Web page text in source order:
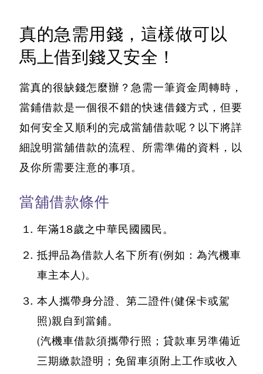
真的急需用錢，這樣做可以
馬上借到錢又安全！
當真的很缺錢怎麼辦？急需一筆資金周轉時，
當鋪借款是一個很不錯的快速借錢方式 ，但要
如何安全又順利的完成當舖借款呢？以下將詳
細說明當舖借款的流程、所需準備的資料，以
及你所需要注意的事項。
當舖借款條件
年滿18歲之中華民國國民。
抵押品為借款人名下所有(例如：為汽機車
車主本人)。
本人攜帶身分證、第二證件(健保卡或駕
照)親自到當鋪。
(汽機車借款須攜帶行照；貸款車另準備近
三期繳款證明；免留車須附上工作或收入